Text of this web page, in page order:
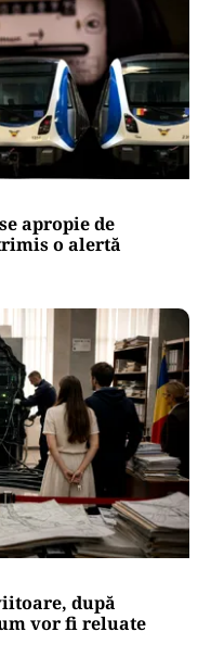
apropie de
o alertă
după
vor fi reluate